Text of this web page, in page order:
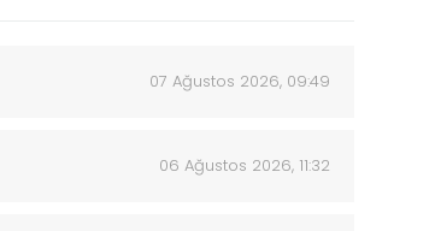
07 Ağustos 2026, 09:49
06 Ağustos 2026, 11:32